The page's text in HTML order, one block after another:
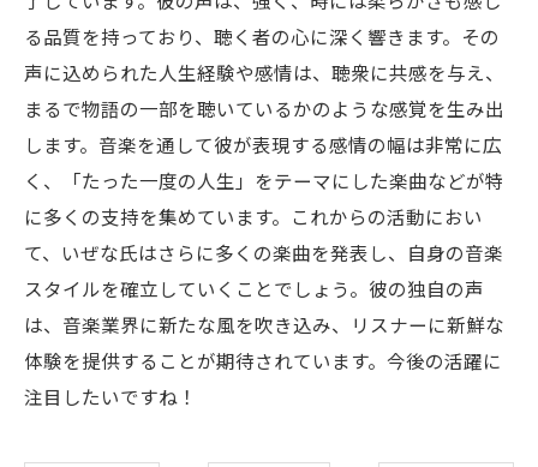
る品質を持っており、聴く者の心に深く響きます。その
声に込められた人生経験や感情は、聴衆に共感を与え、
まるで物語の一部を聴いているかのような感覚を生み出
します。音楽を通して彼が表現する感情の幅は非常に広
く、「たった一度の人生」をテーマにした楽曲などが特
に多くの支持を集めています。これからの活動におい
て、いぜな氏はさらに多くの楽曲を発表し、自身の音楽
スタイルを確立していくことでしょう。彼の独自の声
は、音楽業界に新たな風を吹き込み、リスナーに新鮮な
体験を提供することが期待されています。今後の活躍に
注目したいですね！